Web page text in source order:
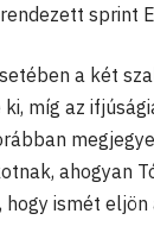
sprint
a két
míg az
ahogyan
ismét eljön